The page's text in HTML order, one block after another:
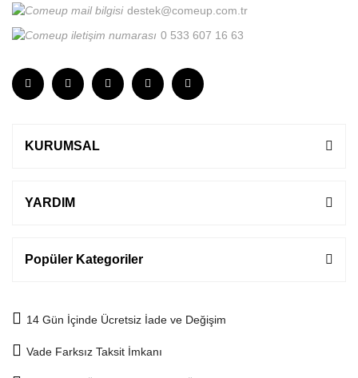
destek@comeup.com.tr
0 533 607 16 63
KURUMSAL
YARDIM
Popüler Kategoriler
14 Gün İçinde Ücretsiz İade ve Değişim
Vade Farksız Taksit İmkanı